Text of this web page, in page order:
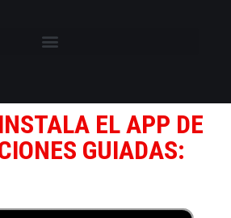
EL APP DE
GUIADAS: